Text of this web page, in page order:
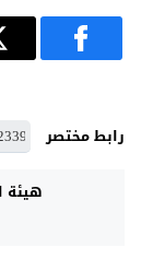
رابط مختصر
هيئة